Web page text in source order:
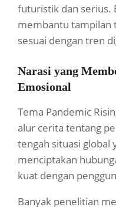
futuristik dan serius.
membantu tampilan
sesuai dengan tren
Narasi yang
Emosional
Tema Pandemic
alur cerita tentang
tengah situasi global
menciptakan
kuat dengan
Banyak penelitian